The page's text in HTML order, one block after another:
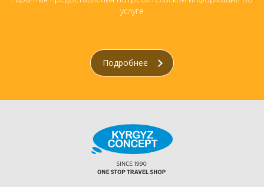
услуге
Подробнее